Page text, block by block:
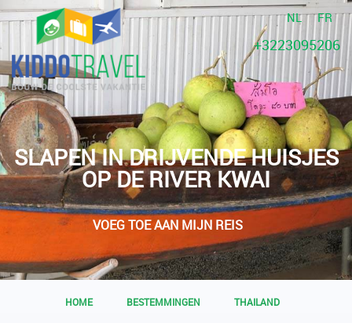
NL FR
+3223095206
SLAPEN IN DRIJVENDE HUISJES
OP DE RIVER KWAI
VOEG TOE AAN MIJN REIS
HOME BESTEMMINGEN THAILAND